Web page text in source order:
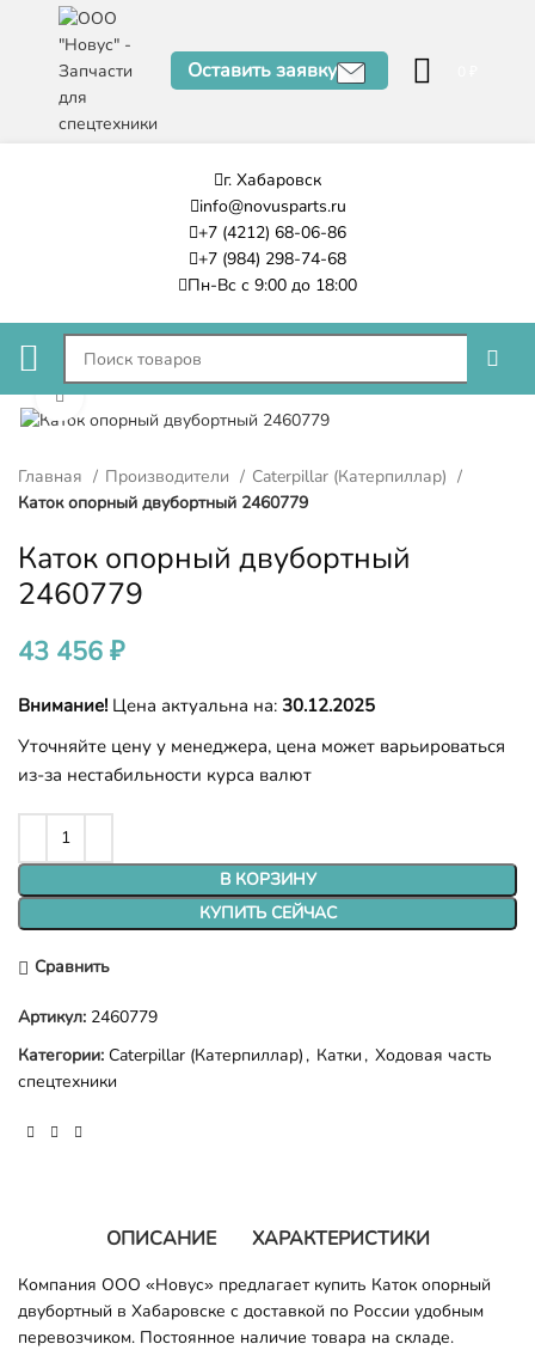
Оставить заявку
г. Хабаровск
info@novusparts.ru
+7 (4212) 68-06-86
+7 (984) 298-74-68
Пн-Вс с 9:00 до 18:00
Нажмите, чтобы увеличить
Главная Производители
Caterpillar (Катерпиллар)
Каток опорный двубортный 2460779
Каток опорный двубортный
2460779
43 456 ₽
Внимание! Цена актуальна на: 30.12.2025
Уточняйте цену у менеджера, цена может варьироваться
из-за нестабильности курса валют
В КОРЗИНУ
КУПИТЬ СЕЙЧАС
Сравнить
Артикул: 2460779
Категории: Caterpillar (Катерпиллар) , Катки , Ходовая часть
спецтехники
ОПИСАНИЕ ХАРАКТЕРИСТИКИ
Компания ООО «Новус» предлагает купить Каток опорный
двубортный в Хабаровске с доставкой по России удобным
перевозчиком. Постоянное наличие товара на складе.